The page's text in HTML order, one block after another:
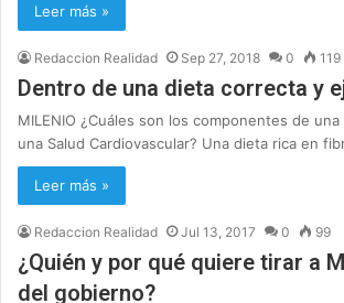
Leer más »
Redaccion Realidad Sep 27, 2018 0 119
Dentro de una dieta correcta y
MILENIO ¿Cuáles son los componentes de
una Salud Cardiovascular? Una dieta rica en
Leer más »
Redaccion Realidad Jul 13, 2017 0 99
¿Quién y por qué quiere tirar a
del gobierno?